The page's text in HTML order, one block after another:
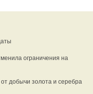
ограничения на
добычи золота и серебра